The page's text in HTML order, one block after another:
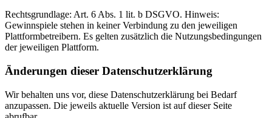
Rechtsgrundlage: Art. 6 Abs. 1 lit. b DSGVO. Hinweis:
Gewinnspiele stehen in keiner Verbindung zu den jeweiligen
Plattformbetreibern. Es gelten zusätzlich die Nutzungsbedingungen
der jeweiligen Plattform.
Änderungen dieser Datenschutzerklärung
Wir behalten uns vor, diese Datenschutzerklärung bei Bedarf
anzupassen. Die jeweils aktuelle Version ist auf dieser Seite